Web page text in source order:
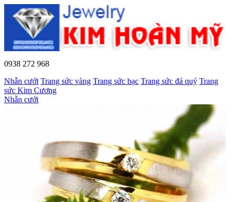
0938 272 968
Nhẫn cưới Trang sức vàng Trang sức bạc Trang sức đá quý Trang
sức Kim Cương
Nhẫn cưới